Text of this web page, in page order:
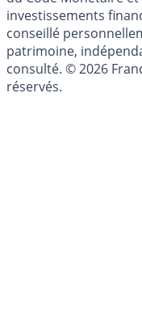
investissements
conseillé
patrimoine,
consulté. © 2026
réservés.